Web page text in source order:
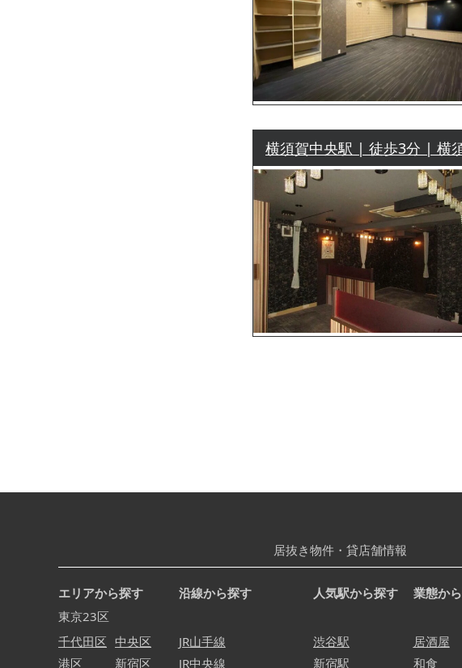
横須賀中央駅 | 徒歩3分 | 横
居抜き物件・貸店舗情報
エリアから探す
東京23区
千代田区
港区
中央区
新宿区
沿線から探す
JR山手線
JR中央線
人気駅から探す
渋谷駅
新宿駅
業態か
居酒屋
和食